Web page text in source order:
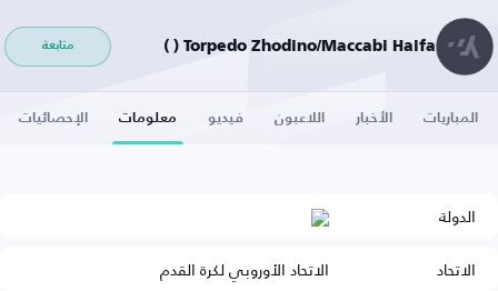
Torpedo Zhodino/Maccabi Haifa ( ) متابعة
المباريات الأخبار اللاعبون فيديو معلومات الإحصائيات
الدولة
الاتحاد
الاتحاد الأوروبي لكرة القدم